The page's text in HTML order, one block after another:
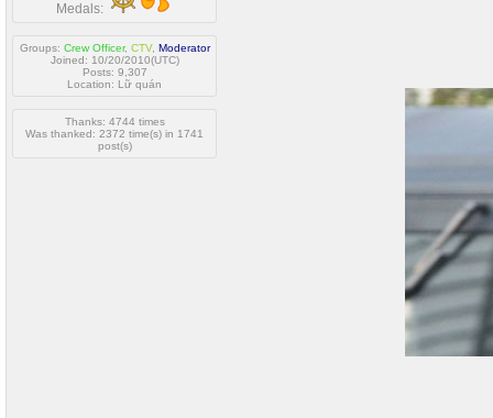
Medals:
Groups: Crew Officer, CTV, Moderator
Joined: 10/20/2010(UTC)
Posts: 9,307
Location: Lữ quán
Thanks: 4744 times
Was thanked: 2372 time(s) in 1741
post(s)